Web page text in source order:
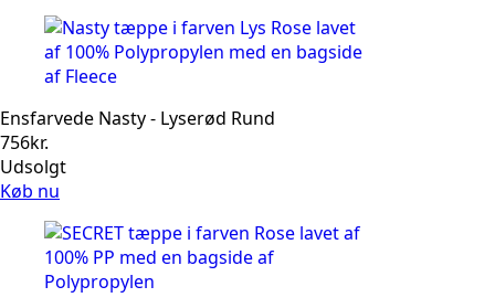
Ensfarvede Nasty - Lyserød Rund
756kr.
Udsolgt
Køb nu